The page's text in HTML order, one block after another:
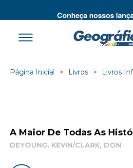
Conheça nossos
Página Inicial Livros Livros
A Maior De Todas As
DEYOUNG, KEVIN/CLARK, DON